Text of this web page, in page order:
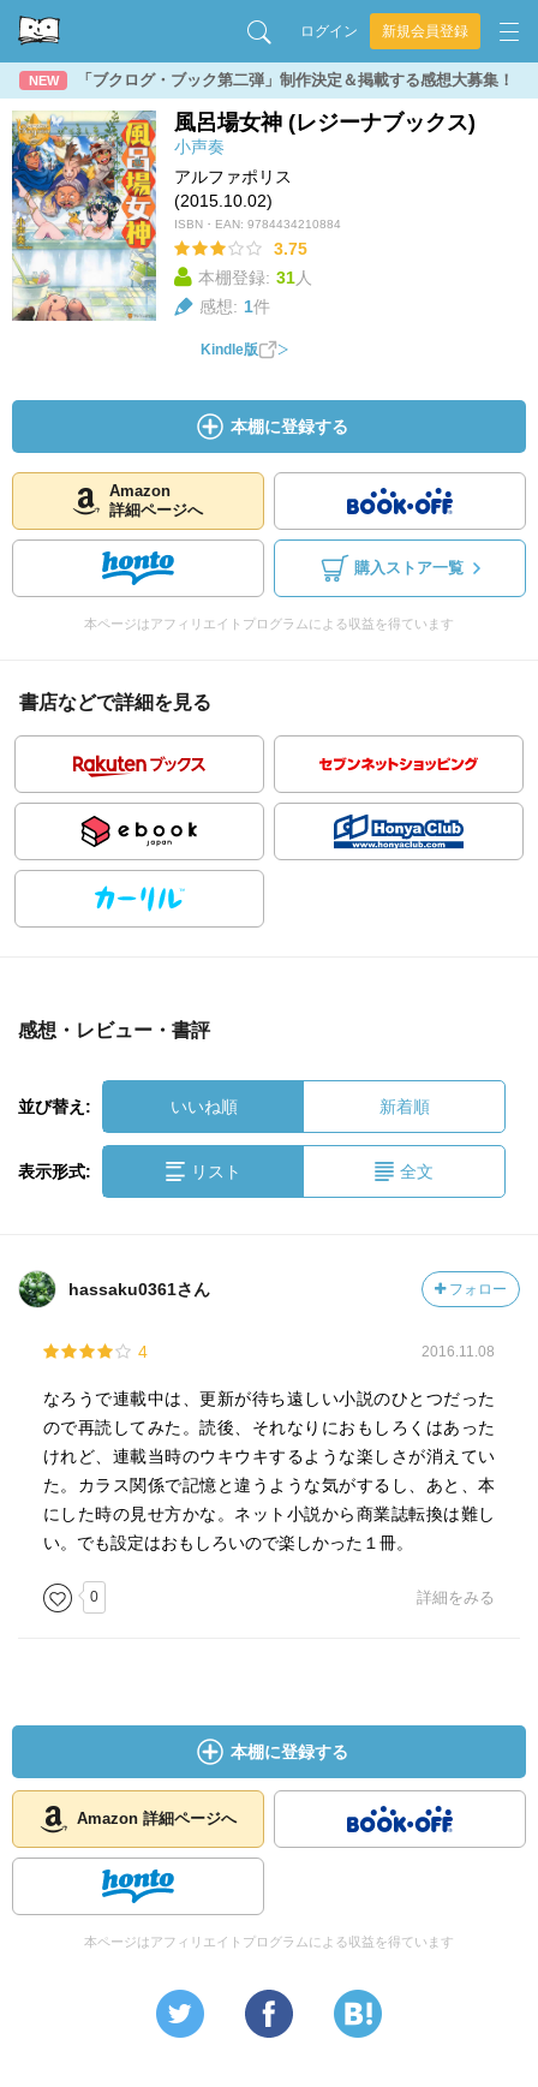
ログイン 新規会員登録
NEW 「ブクログ・ブック第二弾」制作決定＆掲載する感想大募集！
風呂場女神 (レジーナブックス)
小声奏
アルファポリス
(2015.10.02)
ISBN・EAN: 9784434210884
3.75
本棚登録: 31人
感想: 1件
Kindle版
本棚に登録する
Amazon
詳細ページへ
購入ストア一覧
本ページはアフィリエイトプログラムによる収益を得ています
書店などで詳細を見る
感想・レビュー・書評
並び替え: いいね順 新着順
表示形式: リスト 全文
hassaku0361さん フォロー
4 2016.11.08
なろうで連載中は、更新が待ち遠しい小説のひとつだった
ので再読してみた。読後、それなりにおもしろくはあった
けれど、連載当時のウキウキするような楽しさが消えてい
た。カラス関係で記憶と違うような気がするし、あと、本
にした時の見せ方かな。ネット小説から商業誌転換は難し
い。でも設定はおもしろいので楽しかった１冊。
0 詳細をみる
本棚に登録する
Amazon 詳細ページへ
本ページはアフィリエイトプログラムによる収益を得ています